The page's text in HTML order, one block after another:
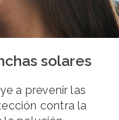
solares
a prevenir las
contra la